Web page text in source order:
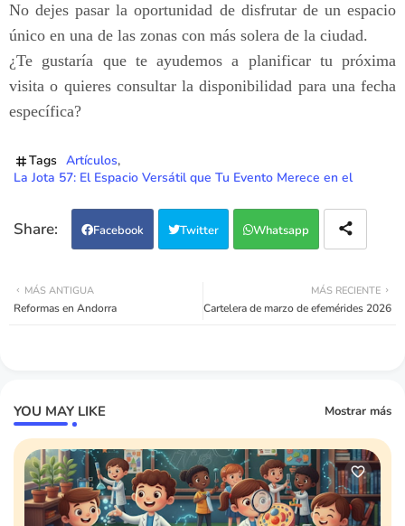
No dejes pasar la oportunidad de disfrutar de un espacio
único en una de las zonas con más solera de la ciudad.
¿Te gustaría que te ayudemos a planificar tu próxima
visita o quieres consultar la disponibilidad para una fecha
específica?
Tags Artículos
La Jota 57: El Espacio Versátil que Tu Evento Merece en el
Facebook Twitter Whatsapp
MÁS RECIENTE
Cartelera de marzo de efemérides 2026
MÁS ANTIGUA
Reformas en Andorra
YOU MAY LIKE Mostrar más